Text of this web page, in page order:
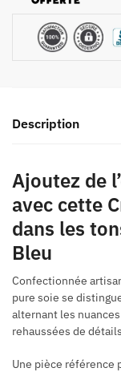
Description
Ajoutez de
avec cette
dans les
Bleu
Confectionnée
pure soie se
alternant les
rehaussées de
Une pièce référence